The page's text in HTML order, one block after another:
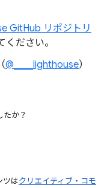
GitHub リポジトリ
ださい。
@____lighthouse）
たか？
ツはクリエイティブ・コモ